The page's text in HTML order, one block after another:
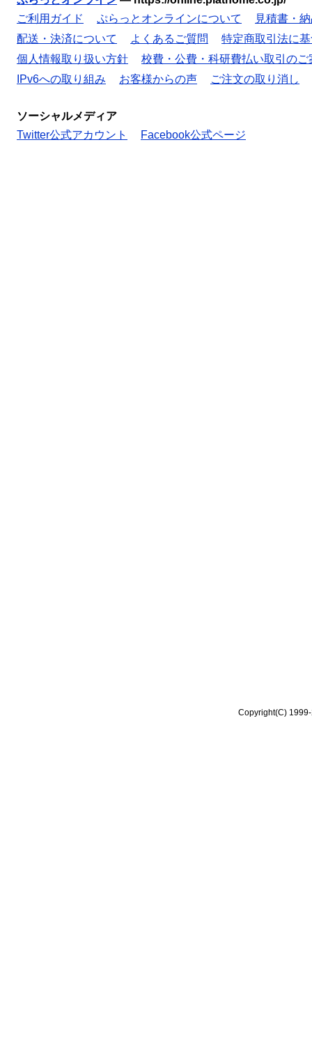
ご利用ガイド
ぷらっとオンラインについて
見積書・
配送・決済について
よくあるご質問
特定商取引法に
個人情報取り扱い方針
校費・公費・科研費払い取引のご
IPv6への取り組み
お客様からの声 ご注文の取り消し
ソーシャルメディア
Twitter公式アカウント
Facebook公式ページ
Copyright(C)